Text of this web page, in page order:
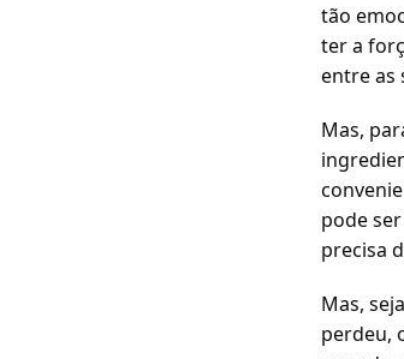
tão
ter a
entre as
Mas,
pode
precisa
Mas,
perdeu,